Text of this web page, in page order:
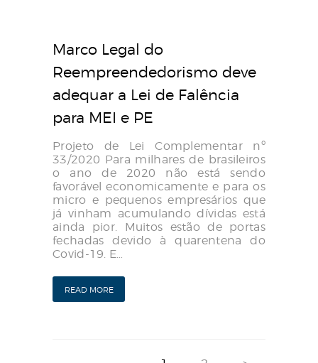
Marco Legal do
Reempreendedorismo deve
adequar a Lei de Falência
para MEI e PE
Projeto de Lei Complementar nº
33/2020 Para milhares de brasileiros
o ano de 2020 não está sendo
favorável economicamente e para os
micro e pequenos empresários que
já vinham acumulando dívidas está
ainda pior. Muitos estão de portas
fechadas devido à quarentena do
Covid-19. E…
READ MORE